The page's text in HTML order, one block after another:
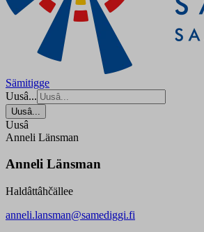
Sämitigge
Uusâ...
Uusâ...
Uusâ
Anneli Länsman
Anneli Länsman
Haldâttâhčällee
anneli.lansman@samediggi.fi